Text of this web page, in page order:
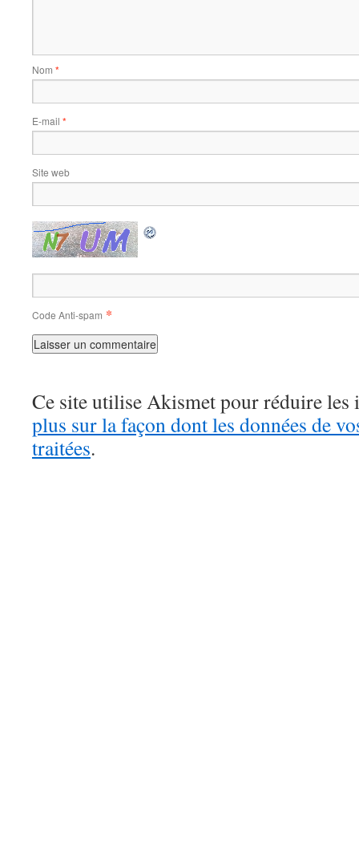
Nom *
E-mail *
Site web
Code Anti-spam *
Ce site utilise Akismet pour réduire les
plus sur la façon dont les données de
traitées.